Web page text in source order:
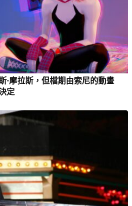
·摩拉斯，但檔期由索尼的動畫
定